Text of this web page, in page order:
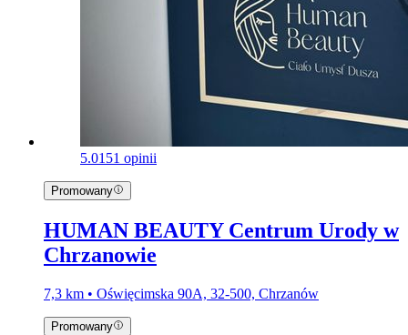
5.0151 opinii
Promowany
HUMAN BEAUTY Centrum Urody w
Chrzanowie
7,3 km • Oświęcimska 90A, 32-500, Chrzanów
Promowany